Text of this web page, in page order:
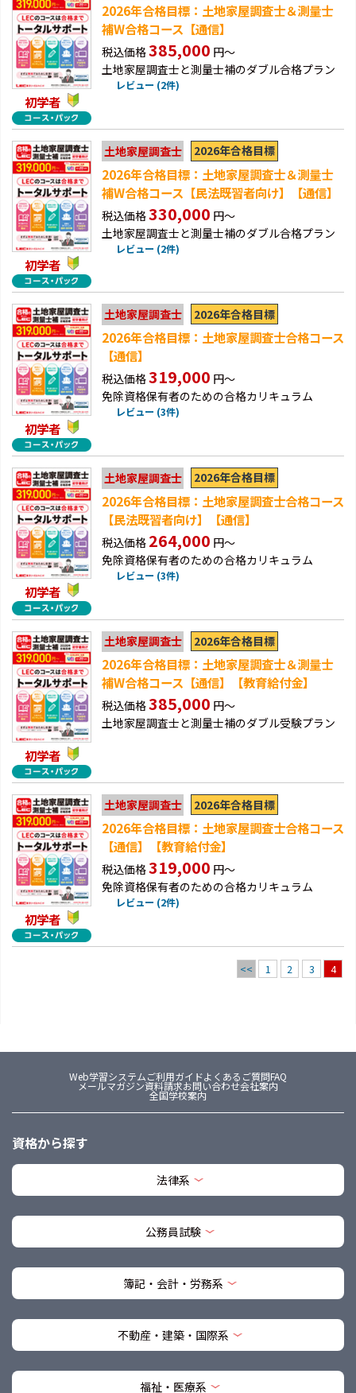
初学者
2026年合格目標：土地家屋調査士＆測量士
補W合格コース【通信】
税込価格385,000 円～
土地家屋調査士と測量士補のダブル合格プラン
レビュー (2件)
初学者
土地家屋調査士 2026年合格目標
2026年合格目標：土地家屋調査士＆測量士
補W合格コース【民法既習者向け】【通信】
税込価格330,000 円～
土地家屋調査士と測量士補のダブル合格プラン
レビュー (2件)
初学者
土地家屋調査士 2026年合格目標
2026年合格目標：土地家屋調査士合格コース
【通信】
税込価格319,000 円～
免除資格保有者のための合格カリキュラム
レビュー (3件)
初学者
土地家屋調査士 2026年合格目標
2026年合格目標：土地家屋調査士合格コース
【民法既習者向け】【通信】
税込価格 264,000 円～
免除資格保有者のための合格カリキュラム
レビュー (3件)
初学者
土地家屋調査士 2026年合格目標
2026年合格目標：土地家屋調査士＆測量士
補W合格コース【通信】【教育給付金】
税込価格385,000 円～
土地家屋調査士と測量士補のダブル受験プラン
初学者
土地家屋調査士 2026年合格目標
2026年合格目標：土地家屋調査士合格コース
【通信】【教育給付金】
税込価格319,000 円～
免除資格保有者のための合格カリキュラム
レビュー (2件)
<< 1 2 3 4
Web学習システムご利用ガイドよくあるご質問FAQ
メールマガジン資料請求お問い合わせ会社案内
全国学校案内
資格から探す
法律系
公務員試験
簿記・会計・労務系
不動産・建築・国際系
福祉・医療系